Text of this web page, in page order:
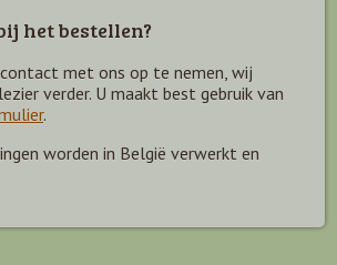
het bestellen?
met ons op te nemen, wij
verder. U maakt best gebruik van
.
worden in België verwerkt en